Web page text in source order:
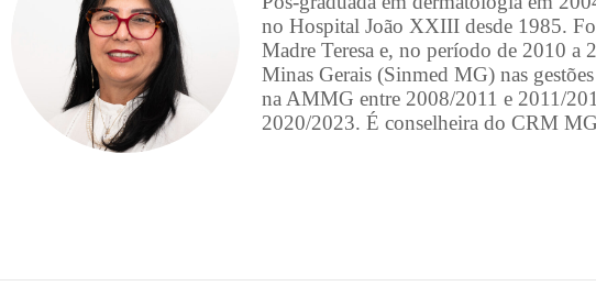
no Hospital João XXIII desde 1985.
Madre Teresa e, no período de 2010
Minas Gerais (Sinmed MG) nas
na AMMG entre 2008/2011 e 2011/
2020/2023. É conselheira do CRM